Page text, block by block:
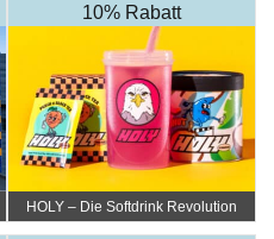
10% Rabatt
HOLY – Die Softdrink Revolution